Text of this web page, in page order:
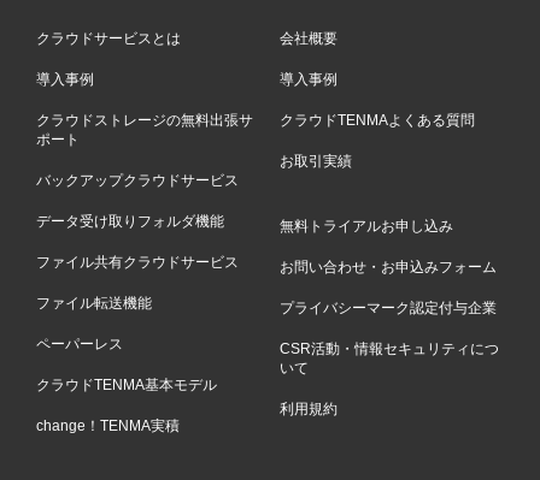
クラウドサービスとは
導入事例
クラウドストレージの無料出張サ
ポート
バックアップクラウドサービス
データ受け取りフォルダ機能
ファイル共有クラウドサービス
ファイル転送機能
ペーパーレス
クラウドTENMA基本モデル
change！TENMA実積
会社概要
導入事例
クラウドTENMAよくある質問
お取引実績
無料トライアルお申し込み
お問い合わせ・お申込みフォーム
プライバシーマーク認定付与企業
CSR活動・情報セキュリティにつ
いて
利用規約